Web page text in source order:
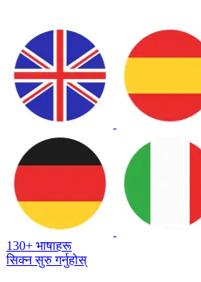
130+ भाषाहरू
सिक्न सुरु गर्नुहोस्